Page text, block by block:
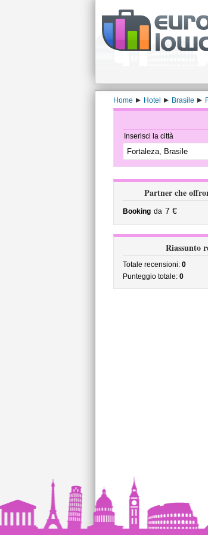
Home Hotel Brasile
Inserisci la città
Partner che
Booking da 7 €
Riassunto
Totale recensioni: 0
Punteggio totale: 0